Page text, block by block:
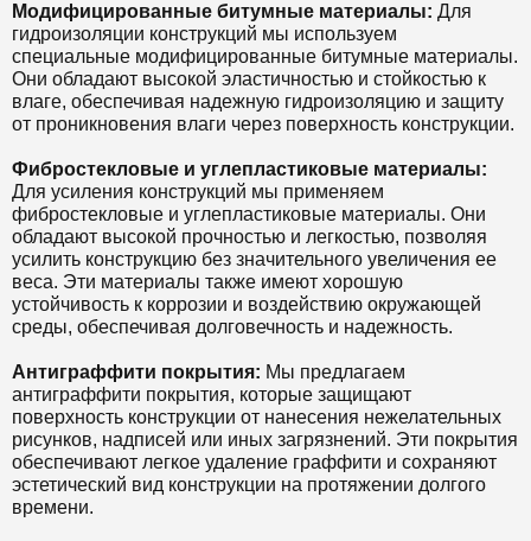
Модифицированные битумные материалы: Для
гидроизоляции конструкций мы используем
специальные модифицированные битумные материалы.
Они обладают высокой эластичностью и стойкостью к
влаге, обеспечивая надежную гидроизоляцию и защиту
от проникновения влаги через поверхность конструкции.
Фибростекловые и углепластиковые материалы:
Для усиления конструкций мы применяем
фибростекловые и углепластиковые материалы. Они
обладают высокой прочностью и легкостью, позволяя
усилить конструкцию без значительного увеличения ее
веса. Эти материалы также имеют хорошую
устойчивость к коррозии и воздействию окружающей
среды, обеспечивая долговечность и надежность.
Антиграффити покрытия: Мы предлагаем
антиграффити покрытия, которые защищают
поверхность конструкции от нанесения нежелательных
рисунков, надписей или иных загрязнений. Эти покрытия
обеспечивают легкое удаление граффити и сохраняют
эстетический вид конструкции на протяжении долгого
времени.